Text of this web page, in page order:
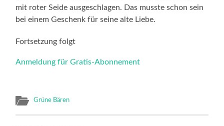
mit roter Seide ausgeschlagen. Das musste schon sein
bei einem Geschenk für seine alte Liebe.
Fortsetzung folgt
Anmeldung für Gratis-Abonnement
Grüne Bären